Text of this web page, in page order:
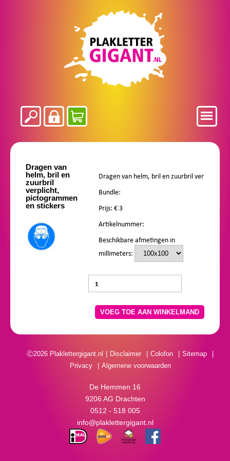
Dragen van
helm, bril en
zuurbril
verplicht,
pictogrammen
en stickers
Bundle:
Prijs: €3
Artikelnummer:
Beschikbare afmetingen in
millimeters:
VOEG TOE AAN WINKELMAND
Ⓒ2026 Plaklettergigant.nl Disclaimer Colofon
Sitemap
Privacy
Algemene voorwaarden
De Hemmen 16
9206 AG Drachten
0512 - 518 005
info@plaklettergigant.nl